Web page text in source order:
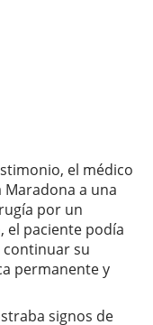
el médico
a una
por un
el paciente podía
su
permanente y
signos de